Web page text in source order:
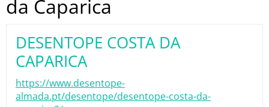
da Caparica
DESENTOPE COSTA DA
CAPARICA
https://www.desentope-
almada.pt/desentope/desentope-costa-da-